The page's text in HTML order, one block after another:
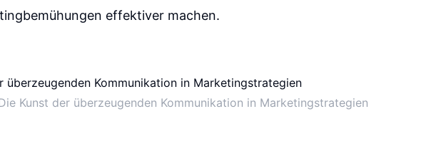
effektiver machen.
Kunst der überzeugenden Kommunikation in Marketingstrategien